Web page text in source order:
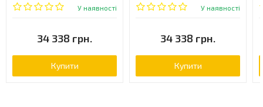
У наявності
34 338 грн.
Купити
У наявності
34 338 грн.
Купити